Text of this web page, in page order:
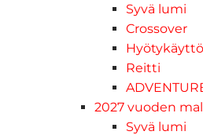
Syvä lumi
Crossover
Hyötykäyttö
Reitti
2027 vuoden
Syvä lumi